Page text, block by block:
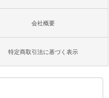
会社概要
特定商取引法に基づく表示